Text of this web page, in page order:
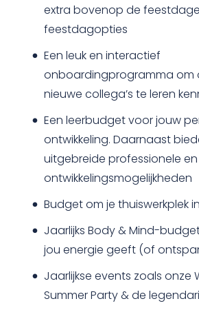
extra bovenop de
feestdagopties
Een leuk en interactief
onboardingprogramma om
nieuwe collega’s te leren
Een leerbudget voor jouw
ontwikkeling. Daarnaast
uitgebreide professionele
ontwikkelingsmogelijkheden
Budget om je thuiswerkplek
Jaarlijks Body & Mind-
jou energie geeft (of
Jaarlijkse events zoals onze
Summer Party & de